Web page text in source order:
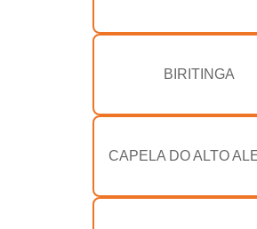
BIRITINGA
CAPELA DO ALTO